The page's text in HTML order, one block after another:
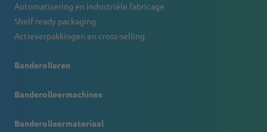
Automatisering en industriële fabricage
Shelf ready packaging
Actieverpakkingen en cross-selling
Banderolleren
Banderolleermachines
Banderolleermateriaal